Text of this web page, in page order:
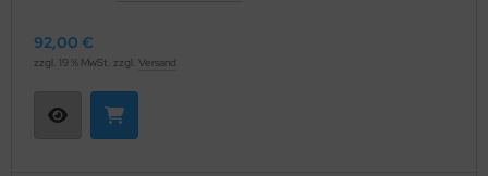
92,00 €
zzgl. 19 % MwSt. zzgl. Versand